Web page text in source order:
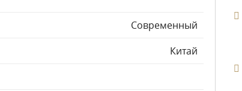
Современный
Китай